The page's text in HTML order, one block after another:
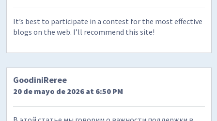
It’s best to participate in a contest for the most effective
blogs on the web. I’ll recommend this site!
GoodiniReree
20 de mayo de 2026 at 6:50 PM